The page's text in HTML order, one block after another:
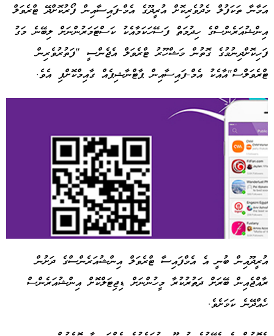
އަމާނާ ތަކަފުލް މެދުވެރިކޮށް އުރީދޫގެ އެމް-ފައިސާއިން ފޯރުކޮށްދޭ ޓްރެވަލް
އިންޝުއަރެންސްގެ ހިދުމަތް ފަސޭހަކަމާއެކު ކަސްޓަމަރުންނަށް ލިބޭނެ މަގު
ފަހިކޮށްދިނުމުގެ ގޮތުން މަޝްހޫރު ޓްރެވަލް އެޖެންސީ "ފަތުރުވެރިން
ޓްރެވަލްސް"އާއެކު އެމް-ފައިސާއިން ޕާޓްނާޝިޕެއް ގާއިމްކޮށްފި އެވެ.
Advertisement
އުރީދޫއިން ބުނީ އެ އެމްފައިސާ ޓްރެވަލް އިންޝުއަރެންސްގެ ދަށުން
ރާއްޖެއިން ބޭރަށް ދަތުރުކުރާ މީހުންނަށް ޑިޖިޓަލްކޮށް އިންޝުއަރެންސް
ހެއްދޭނެ ކަމަށެވެ.